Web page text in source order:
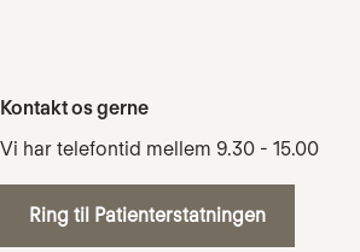
Kontakt os gerne
Vi har telefontid mellem 9.30 - 15.00
Ring til Patienterstatningen